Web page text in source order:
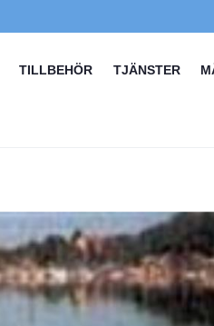
TILLBEHÖR TJÄNSTER